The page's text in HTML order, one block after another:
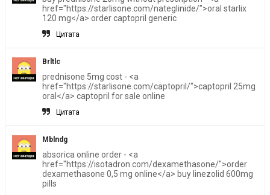
href="https://starlisone.com/nateglinide/">oral starlix
120 mg</a> order captopril generic
Цитата
Brltlc
prednisone 5mg cost - <a
href="https://starlisone.com/captopril/">captopril 25mg
oral</a> captopril for sale online
Цитата
Mblndg
absorica online order - <a
href="https://isotadron.com/dexamethasone/">order
dexamethasone 0,5 mg online</a> buy linezolid 600mg
pills